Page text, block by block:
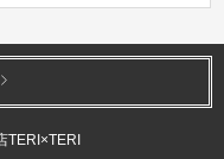
TERI×TERI